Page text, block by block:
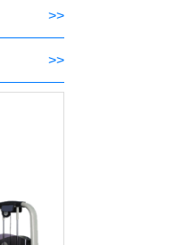
>>
>>